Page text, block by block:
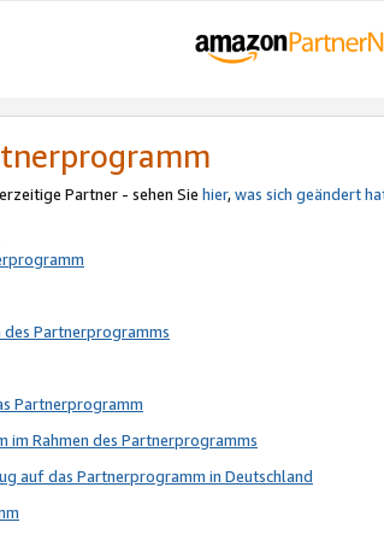
Partner - sehen Sie hier,was sich geändert
des Partnerprogramms
Partnerprogramm
im Rahmen des Partnerprogramms
auf das Partnerprogramm in Deutschland